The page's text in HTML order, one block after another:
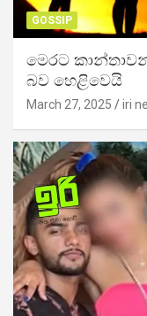
GOSSIP
මෙරට
බව හෙළිවෙයි
March 27, 2025 iri